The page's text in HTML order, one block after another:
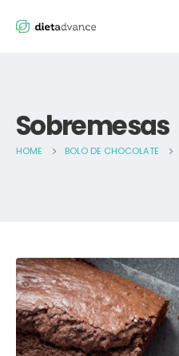
Sobremesas
HOME BOLO DE CHOCOLATE